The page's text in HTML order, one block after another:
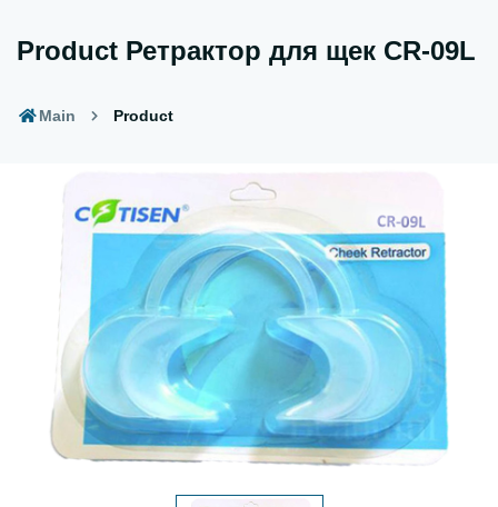
Product Ретрактор для щек CR-09L
Main Product